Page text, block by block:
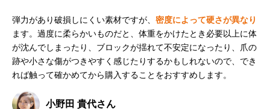
弾力があり破損しにくい素材ですが、 密度によって硬さが異なり
ます。過度に柔らかいものだと、体重をかけたとき必要以上に体
が沈んでしまったり、ブロックが揺れて不安定になったり、爪の
跡や小さな傷がつきやすく感じたりするかもしれないので、でき
れば触って確かめてから購入することをおすすめします。
小野田 貴代さん